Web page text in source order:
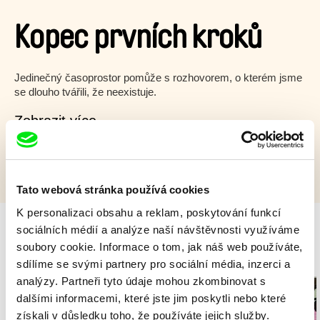
Tato webová stránka používá cookies
K personalizaci obsahu a reklam, poskytování funkcí
sociálních médií a analýze naší návštěvnosti využíváme
soubory cookie. Informace o tom, jak náš web používáte,
sdílíme se svými partnery pro sociální média, inzerci a
analýzy. Partneři tyto údaje mohou zkombinovat s
dalšími informacemi, které jste jim poskytli nebo které
získali v důsledku toho, že používáte jejich služby.
Kopec prvních kroků
Jedinečný časoprostor pomůže s rozhovorem, o kterém jsme
se dlouho tvářili, že neexistuje.
Zobrazit více
Milý tati - speciál